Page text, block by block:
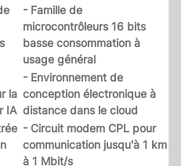
- Famille de
microcontrôleurs 16 bits
basse consommation à
usage général
la
IA
- Environnement de
conception électronique à
distance dans le cloud
- Circuit modem CPL pour
communication jusqu'à 1 km
à 1 Mbit/s